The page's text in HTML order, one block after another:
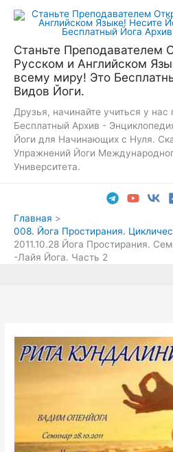
Перейти
Станьте Преподавателем
Русском и Английском
всему миру! Это
Видов Йоги.
Друзья, начинайте учиться у
Бесплатный Архив -
Йоги для Начинающих с Нуля.
Упражнений Йоги
Университета.
Главная
008. Йога Простирания.
2011.10.28 Йога Простирания.
-Лайя Йога. Часть 2